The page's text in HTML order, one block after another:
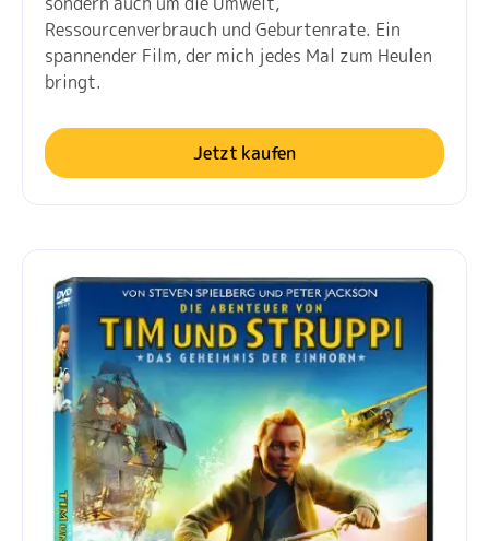
Ressourcenverbrauch und Geburtenrate. Ein
spannender Film, der mich jedes Mal zum Heulen
bringt.
Jetzt kaufen